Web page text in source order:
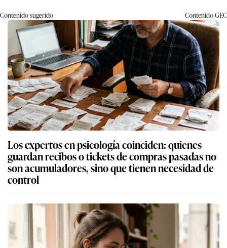
Contenido sugerido ContenidoGEC
Los expertos en psicología coinciden: quienes
guardan recibos o tickets de compras pasadas no
son acumuladores, sino que tienen necesidad de
control